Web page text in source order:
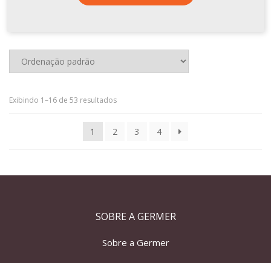
Exibindo 1–16 de 53 resultados
1 2 3 4
SOBRE A GERMER
Sobre a Germer